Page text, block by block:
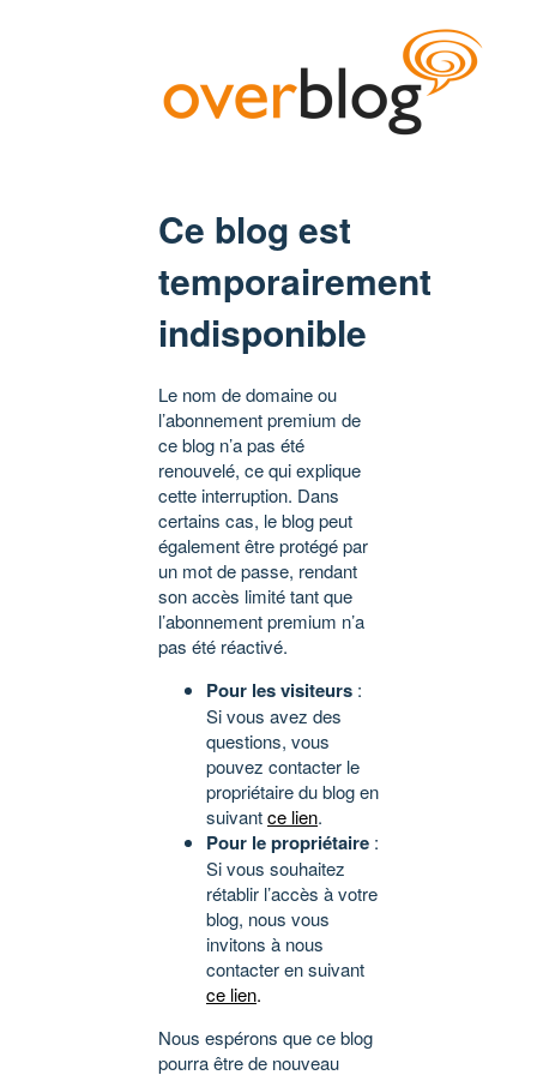
Ce blog est
temporairement
indisponible
Le nom de domaine ou
l’abonnement premium de
ce blog n’a pas été
renouvelé, ce qui explique
cette interruption. Dans
certains cas, le blog peut
également être protégé par
un mot de passe, rendant
son accès limité tant que
l’abonnement premium n’a
pas été réactivé.
Pour les visiteurs :
Si vous avez des
questions, vous
pouvez contacter le
propriétaire du blog en
suivantce lien.
Pour le propriétaire :
Si vous souhaitez
rétablir l’accès à votre
blog, nous vous
invitons à nous
contacter en suivant
ce lien.
Nous espérons que ce blog
pourra être de nouveau